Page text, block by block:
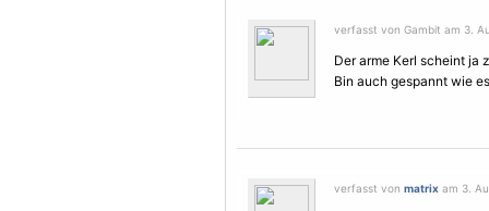
verfasst von Gambit am 3.
Der arme Kerl scheint ja
Bin auch gespannt wie
verfasst von matrix am 3.